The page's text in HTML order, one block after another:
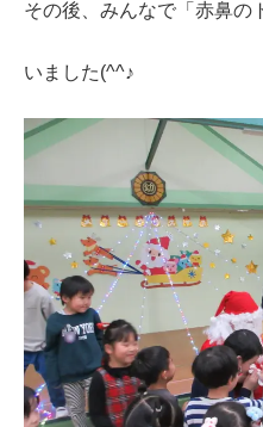
その後、みんなで「赤鼻の
いました(^^♪